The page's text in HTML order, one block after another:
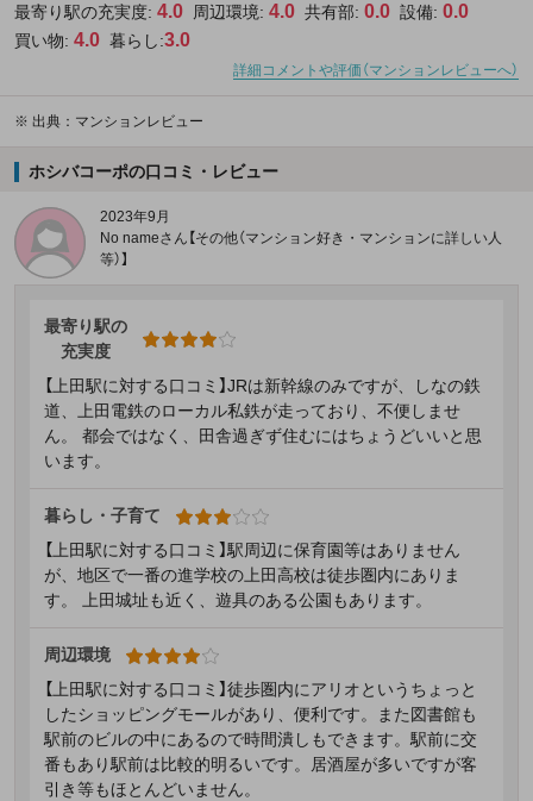
最寄り駅の充実度: 4.0 周辺環境: 4.0 共有部: 0.0 設備: 0.0
買い物: 4.0 暮らし:3.0
詳細コメントや評価（マンションレビューへ）
※ 出典：マンションレビュー
ホシバコーポの口コミ・レビュー
2023年9月
No nameさん【その他（マンション好き・マンションに詳しい人
等）】
最寄り駅の
充実度
【上田駅に対する口コミ】JRは新幹線のみですが、しなの鉄
道、上田電鉄のローカル私鉄が走っており、不便しませ
ん。 都会ではなく、田舎過ぎず住むにはちょうどいいと思
います。
暮らし・子育て
【上田駅に対する口コミ】駅周辺に保育園等はありません
が、地区で一番の進学校の上田高校は徒歩圏内にありま
す。 上田城址も近く、遊具のある公園もあります。
周辺環境
【上田駅に対する口コミ】徒歩圏内にアリオというちょっと
したショッピングモールがあり、便利です。また図書館も
駅前のビルの中にあるので時間潰しもできます。駅前に交
番もあり駅前は比較的明るいです。居酒屋が多いですが客
引き等もほとんどいません。